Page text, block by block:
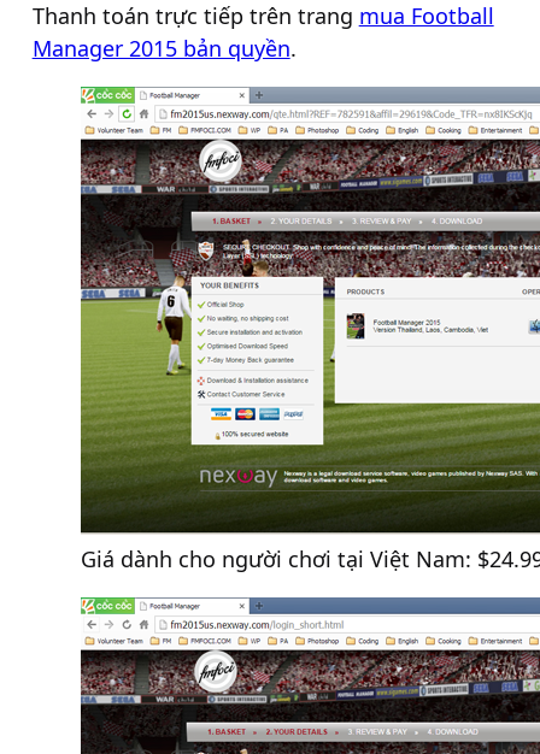
Thanh toán trực tiếp trên trang mua Football
Manager 2015 bản quyền.
Giá dành cho người chơi tại Việt Nam: